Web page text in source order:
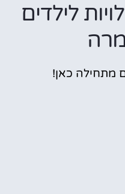
לילדים
מתחילה כאן!